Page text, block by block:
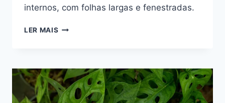
internos, com folhas largas e fenestradas.
LER MAIS TIPOS
VÃO
SURPREENDER
VOCÊ